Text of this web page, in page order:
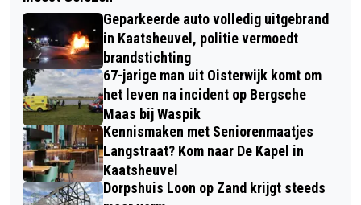
BUITGEMAAKT BIJ 91-JARIGE VROUW
DOOR NEPAGENT
MOED- & MOESTUIN IN KAATSHEUVEL
OFFICIEEL GEOPEND DOOR
WETHOUDER LOES HEIJS
Geparkeerde auto volledig uitgebrand
in Kaatsheuvel, politie vermoedt
brandstichting
67-jarige man uit Oisterwijk komt om
het leven na incident op Bergsche
Maas bij Waspik
Kennismaken met Seniorenmaatjes
Langstraat? Kom naar De Kapel in
Kaatsheuvel
Dorpshuis Loon op Zand krijgt steeds